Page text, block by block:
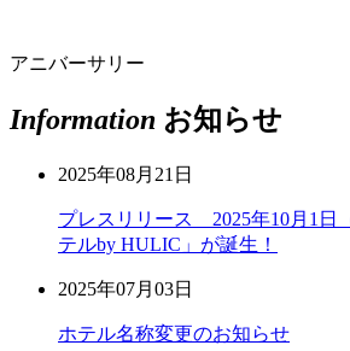
アニバーサリー
Information お知らせ
2025年08月21日
プレスリリース 2025年10月1日
テルby HULIC」が誕生！
2025年07月03日
ホテル名称変更のお知らせ